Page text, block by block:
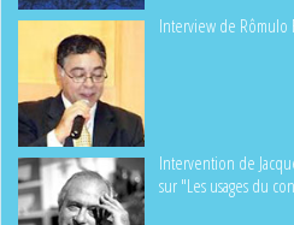
Interview de Rômulo
Intervention de
sur "Les usages du